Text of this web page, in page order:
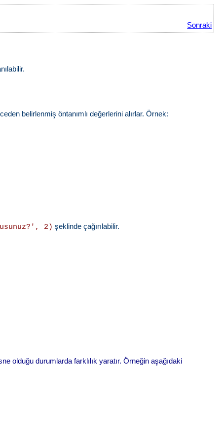
Sonraki
belirlenmiş öntanımlı değerlerini alırlar. Örnek:
2) şeklinde çağırılabilir.
olduğu durumlarda farklılık yaratır. Örneğin aşağıdaki